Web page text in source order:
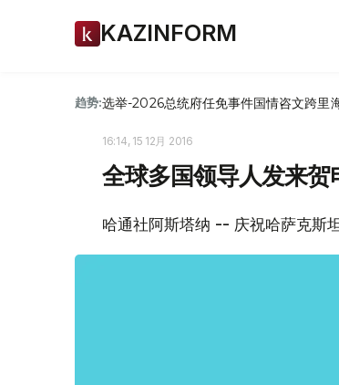
KAZINFORM
趋势:选举-2026总统府任免事件国情咨文跨里
16:14, 15 12月 2016
全球多国领导人发来
哈通社阿斯塔纳 -- 庆祝哈萨克斯